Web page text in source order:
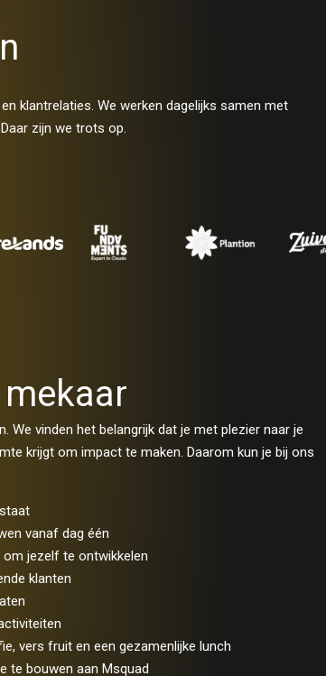
klantrelaties. We werken dagelijks samen met
zijn we trots op.
We vinden het belangrijk dat je met plezier naar je
krijgt om impact te maken. Daarom kun je bij ons
vanaf dag één
om jezelf te ontwikkelen
klanten
vers fruit en een gezamenlijke lunch
te bouwen aan Msquad